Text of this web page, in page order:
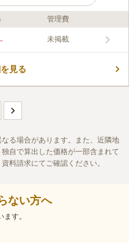
雰囲気がある浄光寺 ガーデン型
りません。会食施設があって法要
ん。
管理費
未掲載
見る
る場合があります。また、近隣地
自で算出した価格が一部含まれて
料請求にてご確認ください。
ない方へ
す。